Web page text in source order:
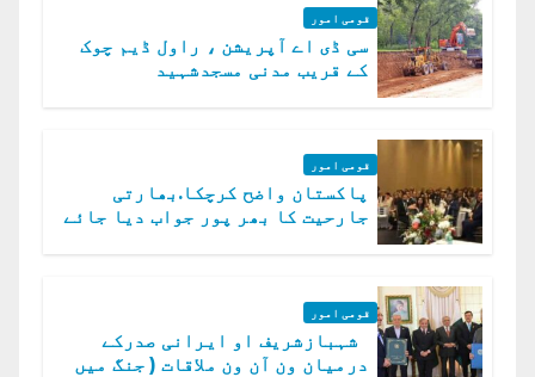
قومی امور
سی ڈی اے آپریشن ، راول ڈیم چوک
کے قریب مدنی مسجدشہید
قومی امور
پاکستان واضح کرچکا.بھارتی
جارحیت کا بھر پور جواب دیا جائے
قومی امور
شہبازشریف او ایرانی صدرکے
درمیان ون آن ون ملاقات ( جنگ میں